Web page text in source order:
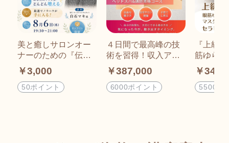
美と癒しサロンオー
ナーのための『伝わ
る声・緊張しない話
し方』1Day講座：8
月6日(木)19:30~21:0
￥3,000
50ポイント
４日間で最高峰の技
術を習得！収入アッ
プを叶えるWスキ
ル・ヘッドスパ&講師
資格コース｜グレイ
ーサポート有
￥387,000
6000ポイント
『上級
筋ゆら
日で講
取得で
コース
￥
5500ポ